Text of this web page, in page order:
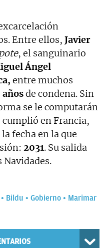
Entre ellos, Javier
, el sanguinario
Ángel
entre muchos
de condena. Sin
se le computarán
cumplió en Francia,
fecha en la que
2031. Su salida
Navidades.
Bildu Gobierno
Marimar